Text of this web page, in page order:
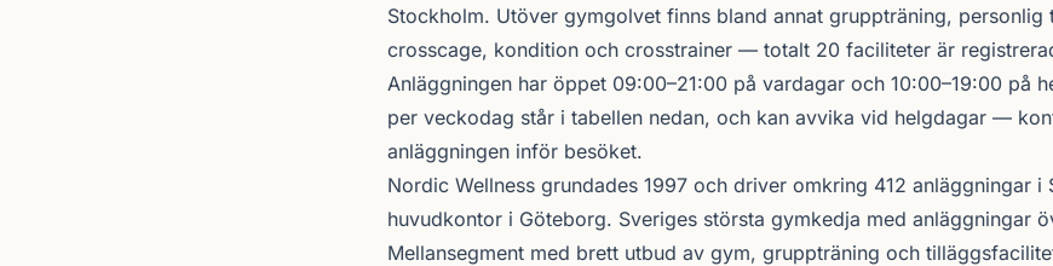
Stockholm. Utöver gymgolvet finns bland annat gruppträning, personlig
crosscage, kondition och crosstrainer — totalt 20 faciliteter är
Anläggningen har öppet 09:00–21:00 på vardagar och 10:00–19:00 på
per veckodag står i tabellen nedan, och kan avvika vid helgdagar —
anläggningen inför besöket.
Nordic Wellness grundades 1997 och driver omkring 412 anläggningar i
huvudkontor i Göteborg. Sveriges största gymkedja med anläggningar
Mellansegment med brett utbud av gym, gruppträning och